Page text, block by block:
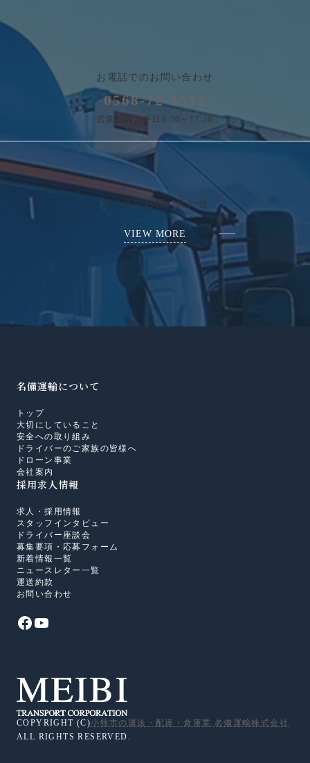
お電話でのお問い合わせ
0568-72-3552
営業時間：平日8:30～17:30
メールでお問い合わせ
VIEW MORE
名備運輸について
トップ
大切にしていること
安全への取り組み
ドライバーのご家族の皆様へ
ドローン事業
会社案内
採用求人情報
求人・採用情報
スタッフインタビュー
ドライバー座談会
募集要項・応募フォーム
新着情報一覧
ニュースレター一覧
運送約款
お問い合わせ
COPYRIGHT (C)小牧市の運送・配達・倉庫業 名備運輸株式会社
ALL RIGHTS RESERVED.